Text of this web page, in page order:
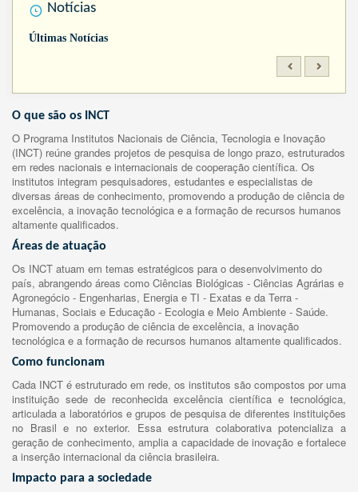
Notícias
Últimas Notícias
O que são os INCT
O Programa Institutos Nacionais de Ciência, Tecnologia e Inovação
(INCT) reúne grandes projetos de pesquisa de longo prazo, estruturados
em redes nacionais e internacionais de cooperação científica. Os
institutos integram pesquisadores, estudantes e especialistas de
diversas áreas de conhecimento, promovendo a produção de ciência de
excelência, a inovação tecnológica e a formação de recursos humanos
altamente qualificados.
Áreas de atuação
Os INCT atuam em temas estratégicos para o desenvolvimento do
país, abrangendo áreas como Ciências Biológicas - Ciências Agrárias e
Agronegócio - Engenharias, Energia e TI - Exatas e da Terra -
Humanas, Sociais e Educação - Ecologia e Meio Ambiente - Saúde.
Promovendo a produção de ciência de excelência, a inovação
tecnológica e a formação de recursos humanos altamente qualificados.
Como funcionam
Cada INCT é estruturado em rede, os institutos são compostos por uma
instituição sede de reconhecida excelência científica e tecnológica,
articulada a laboratórios e grupos de pesquisa de diferentes instituições
no Brasil e no exterior. Essa estrutura colaborativa potencializa a
geração de conhecimento, amplia a capacidade de inovação e fortalece
a inserção internacional da ciência brasileira.
Impacto para a sociedade